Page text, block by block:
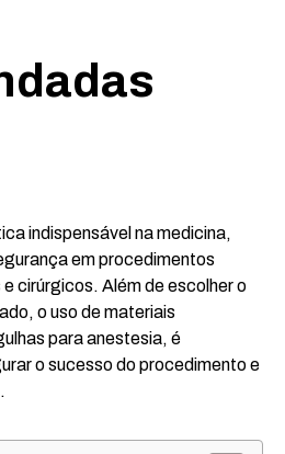
indispensável na medicina,
em procedimentos
cirúrgicos. Além de escolher o
o uso de materiais
para anestesia, é
o sucesso do procedimento e